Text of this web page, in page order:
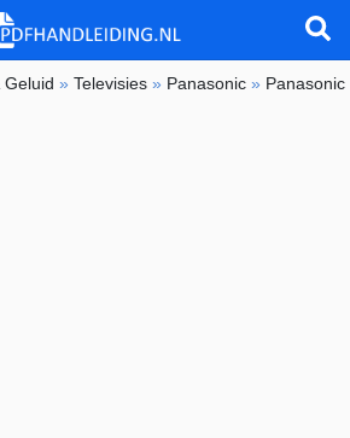
Geluid »Televisies » Panasonic »